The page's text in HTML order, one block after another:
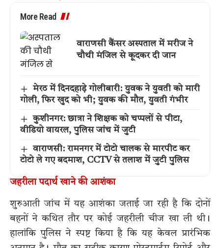
More Read
वाराणसी कैंसर अस्पताल में मरीज ने
चौथी मंजिल से कूदकर दी जान
मेरठ में दिनदहाड़े गोलीबारी: युवक ने युवती को मारी
गोली, फिर खुद को भी; युवक की मौत, युवती गंभीर
कुशीनगर: छात्रा ने शिक्षक को चप्पलों से पीटा,
वीडियो वायरल, पुलिस जांच में जुटी
वाराणसी: रामनगर में टोटो चालक से मारपीट कर
टोटो ले गए बदमाश, CCTV से तलाश में जुटी पुलिस
जहरीला पदार्थ खाने की आशंका
शुरुआती जांच में यह आशंका जताई जा रही है कि दोनों
बहनों ने कथित तौर पर कोई जहरीली चीज खा ली थी।
हालांकि पुलिस ने स्पष्ट किया है कि यह केवल प्रारंभिक